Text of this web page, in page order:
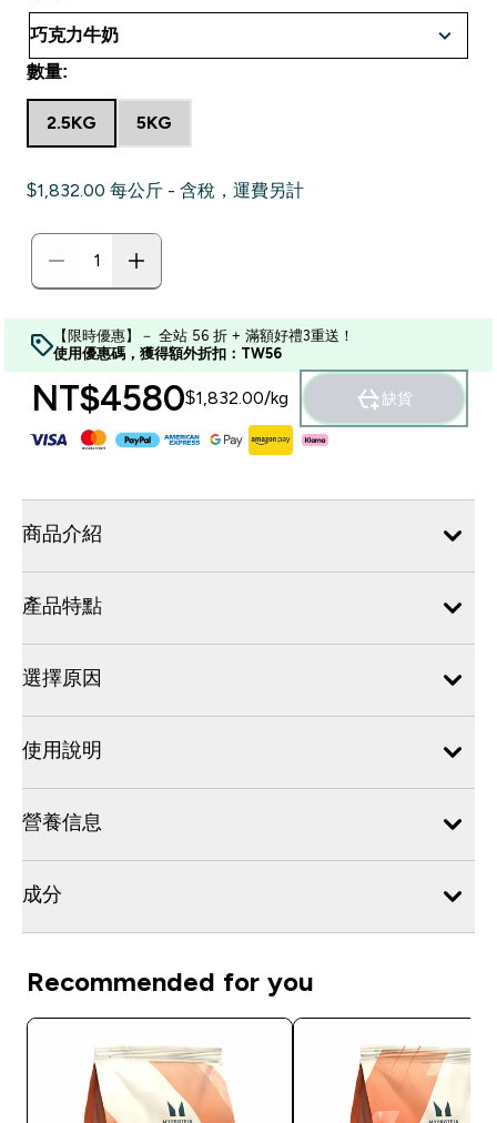
數量:
2.5KG 5KG
$1,832.00‎ 每公斤 - 含稅，運費另計
【限時優惠】－ 全站 56 折 + 滿額好禮3重送！
使用優惠碼，獲得額外折扣：TW56
NT$4580‎$1,832.00‎/kg 缺貨
商品介紹
產品特點
選擇原因
使用說明
營養信息
成分
Recommended for you